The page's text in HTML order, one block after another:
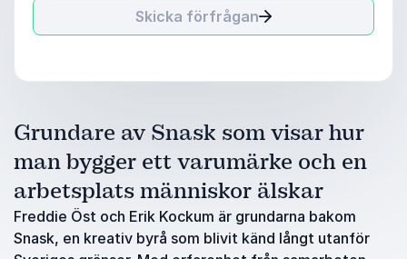
Skicka förfrågan
Grundare av Snask som visar hur
man bygger ett varumärke och en
arbetsplats människor älskar
Freddie Öst och Erik Kockum är grundarna bakom
Snask, en kreativ byrå som blivit känd långt utanför